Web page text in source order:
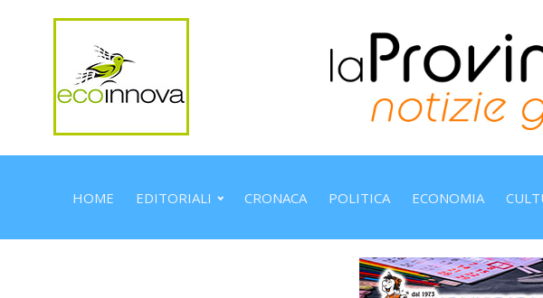
HOME EDITORIALI CRONACA POLITICA ECONOMIA